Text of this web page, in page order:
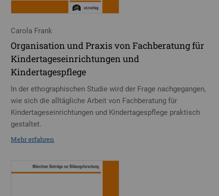
Carola Frank
Organisation und Praxis von Fachberatung für
Kindertageseinrichtungen und
Kindertagespflege
In der ethographischen Studie wird der Frage nachgegangen,
wie sich die alltägliche Arbeit von Fachberatung für
Kindertageseinrichtungen und Kindertagespflege praktisch
gestaltet.
Mehr erfahren